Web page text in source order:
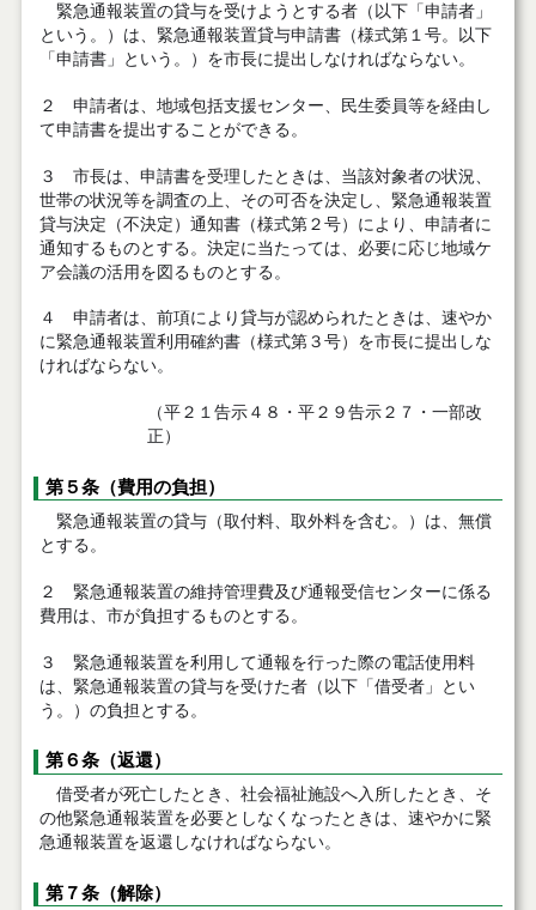
緊急通報装置の貸与を受けようとする者（以下「申請者」
という。）は、緊急通報装置貸与申請書（様式第１号。以下
「申請書」という。）を市長に提出しなければならない。
２ 申請者は、地域包括支援センター、民生委員等を経由し
て申請書を提出することができる。
３ 市長は、申請書を受理したときは、当該対象者の状況、
世帯の状況等を調査の上、その可否を決定し、緊急通報装置
貸与決定（不決定）通知書（様式第２号）により、申請者に
通知するものとする。決定に当たっては、必要に応じ地域ケ
ア会議の活用を図るものとする。
４ 申請者は、前項により貸与が認められたときは、速やか
に緊急通報装置利用確約書（様式第３号）を市長に提出しな
ければならない。
（平２１告示４８・平２９告示２７・一部改
正）
第５条（費用の負担）
緊急通報装置の貸与（取付料、取外料を含む。）は、無償
とする。
２ 緊急通報装置の維持管理費及び通報受信センターに係る
費用は、市が負担するものとする。
３ 緊急通報装置を利用して通報を行った際の電話使用料
は、緊急通報装置の貸与を受けた者（以下「借受者」とい
う。）の負担とする。
第６条（返還）
借受者が死亡したとき、社会福祉施設へ入所したとき、そ
の他緊急通報装置を必要としなくなったときは、速やかに緊
急通報装置を返還しなければならない。
第７条（解除）